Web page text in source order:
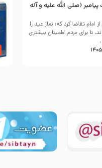
(صلی الله علیه و آله
امام تقاضا کرد که: نماز عید را
تا برای مردم اطمینان بیشتری